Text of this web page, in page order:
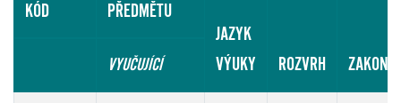
KÓD
PŘEDMĚTU
JAZYK
VÝUKY
ROZVRH
VYUČUJÍCÍ